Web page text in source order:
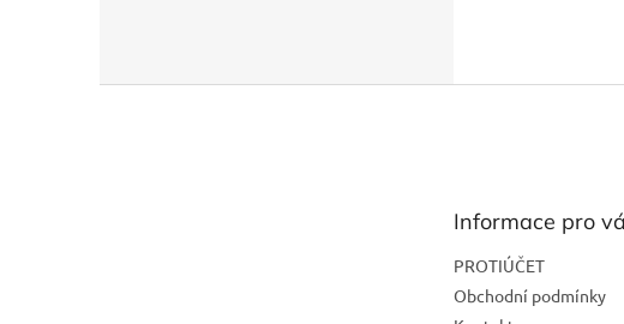
Informace pro
PROTIÚČET
Obchodní podmínky